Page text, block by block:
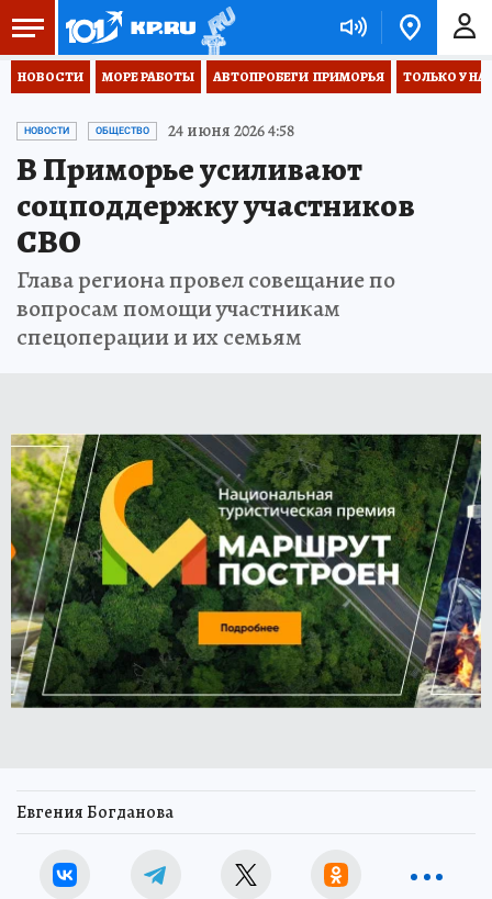
НОВОСТИ МОРЕ РАБОТЫ АВТОПРОБЕГИ  ПРИМОРЬЯ ТОЛЬКО У
НОВОСТИ ОБЩЕСТВО 24 июня 2026 4:58
В Приморье усиливают
соцподдержку участников
СВО
Глава региона провел совещание по
вопросам помощи участникам
спецоперации и их семьям
Евгения Богданова